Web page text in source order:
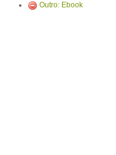
Outro: Ebook